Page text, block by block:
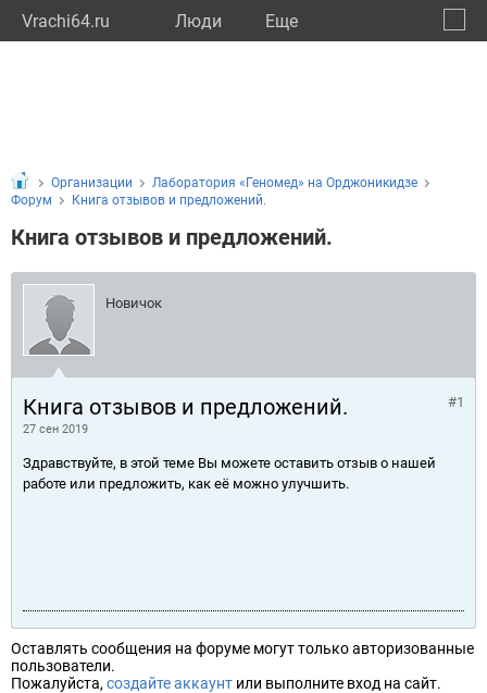
Vrachi64.ru Люди Eще
Организации
Лаборатория «Геномед» на Орджоникидзе
Форум
Книга отзывов и предложений.
Книга отзывов и предложений.
Новичок
Книга отзывов и предложений.
27 сен 2019
#1
Здравствуйте, в этой теме Вы можете оставить отзыв о нашей
работе или предложить, как её можно улучшить.
Оставлять сообщения на форуме могут только авторизованные
пользователи.
Пожалуйста, создайте аккаунт или выполните вход на сайт.